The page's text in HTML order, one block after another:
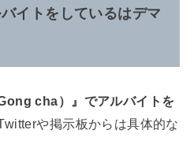
イトをしているはデマ
cha）』でアルバイトを
や掲示板からは具体的な